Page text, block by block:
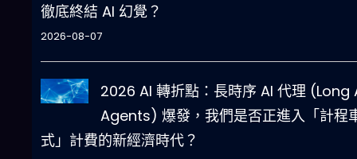
徹底終結 AI 幻覺？
2026-08-07
2026 AI 轉折點：長時序 AI 代理 (Long
Agents) 爆發，我們是否正進入「計程
式」計費的新經濟時代？